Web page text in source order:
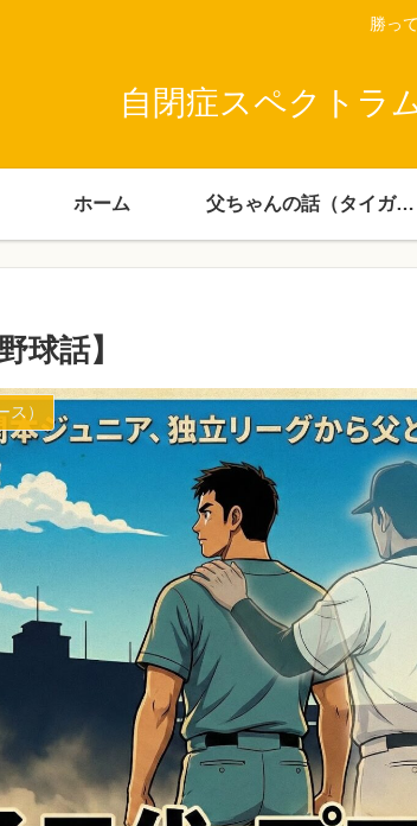
勝っ
自閉症スペクトラ
ホーム 父ちゃんの話（タイガース）
球話】
）